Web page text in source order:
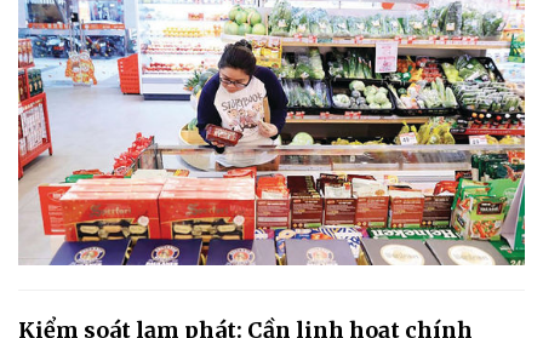
Kiểm soát lạm phát: Cần linh hoạt chính